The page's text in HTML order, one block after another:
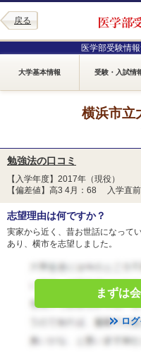
戻る
医学部受験情
大学基本情報 受験・入試情
横浜市立
勉強法の口コミ
【入学年度】2017年（現役）
【偏差値】高3 4月：68 入学直
志望理由は何ですか？
実家から近く、昔お世話になって
あり、横市を志望しました。
まずは
ロ